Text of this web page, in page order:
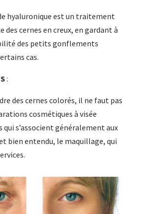
hyaluronique est un traitement
des cernes en creux, en gardant à
des petits gonflements
cas.
:
des cernes colorés, il ne faut pas
cosmétiques à visée
s’associent généralement aux
bien entendu, le maquillage, qui